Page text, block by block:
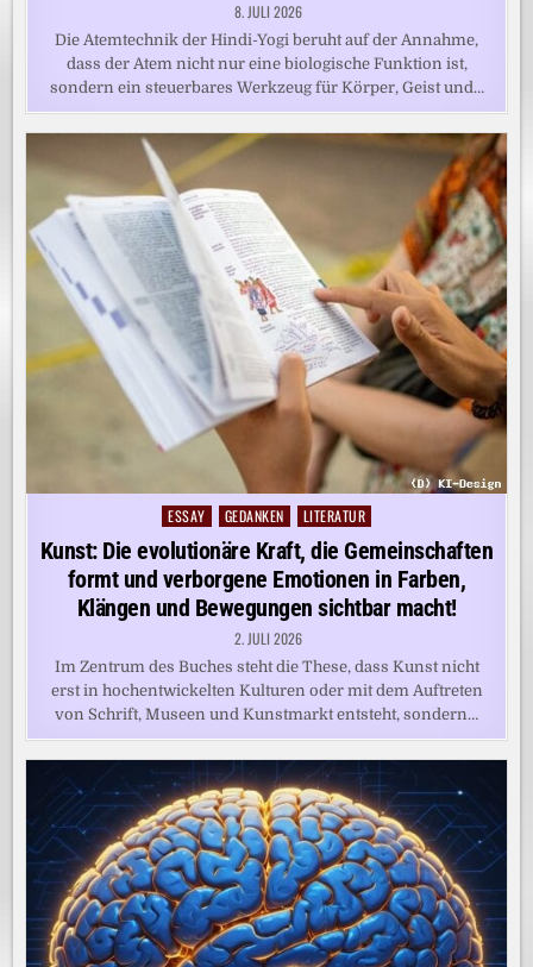
8. JULI 2026
Die Atemtechnik der Hindi-Yogi beruht auf der Annahme,
dass der Atem nicht nur eine biologische Funktion ist,
sondern ein steuerbares Werkzeug für Körper, Geist und…
Posted
in
ESSAY GEDANKEN LITERATUR
Kunst: Die evolutionäre Kraft, die Gemeinschaften
formt und verborgene Emotionen in Farben,
Klängen und Bewegungen sichtbar macht!
2. JULI 2026
Im Zentrum des Buches steht die These, dass Kunst nicht
erst in hochentwickelten Kulturen oder mit dem Auftreten
von Schrift, Museen und Kunstmarkt entsteht, sondern…